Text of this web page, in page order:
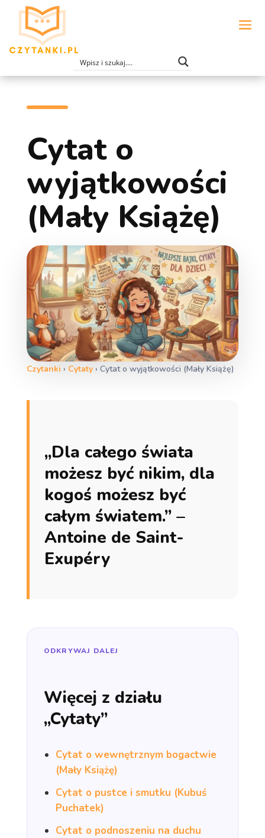
Cytat o
wyjątkowości
(Mały Książę)
Czytanki › Cytaty› Cytat o wyjątkowości (Mały Książę)
„Dla całego świata
możesz być nikim, dla
kogoś możesz być
całym światem.” –
Antoine de Saint-
Exupéry
ODKRYWAJ DALEJ
Więcej z działu
„Cytaty”
Cytat o wewnętrznym bogactwie
(Mały Książę)
Cytat o pustce i smutku (Kubuś
Puchatek)
Cytat o podnoszeniu na duchu